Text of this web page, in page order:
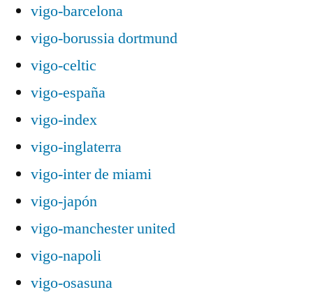
vigo-barcelona
vigo-borussia dortmund
vigo-celtic
vigo-españa
vigo-index
vigo-inglaterra
vigo-inter de miami
vigo-japón
vigo-manchester united
vigo-napoli
vigo-osasuna